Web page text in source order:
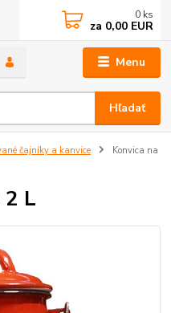
Menu
Hľadať
0 ks
za 0,00 EUR
čajníky a kanvice
Konvica na
L